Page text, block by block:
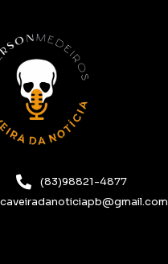
(83)98821-4877
caveiradanoticiapb@gmail.com